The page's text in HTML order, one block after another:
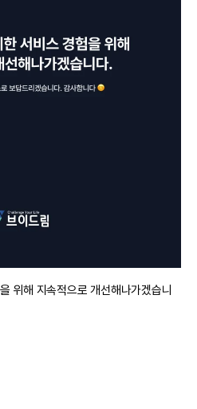
위해 지속적으로 개선해나가겠습니